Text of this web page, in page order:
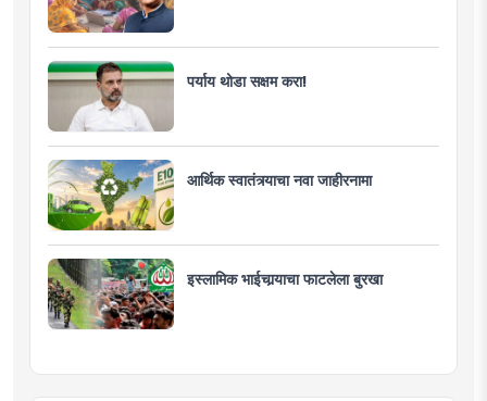
पर्याय थोडा सक्षम करा!
आर्थिक स्वातंत्र्याचा नवा जाहीरनामा
इस्लामिक भाईचार्‍याचा फाटलेला बुरखा